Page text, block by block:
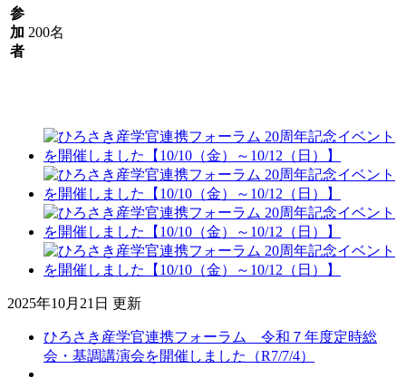
参
加
者
200名
2025年10月21日 更新
ひろさき産学官連携フォーラム 令和７年度定時総
会・基調講演会を開催しました（R7/7/4）